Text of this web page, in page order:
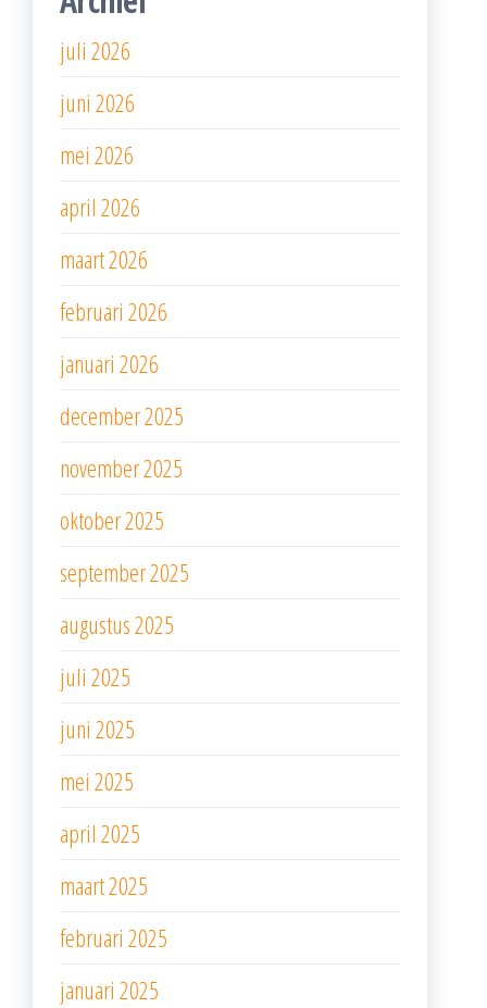
juli 2026
juni 2026
mei 2026
april 2026
maart 2026
februari 2026
januari 2026
december 2025
november 2025
oktober 2025
september 2025
augustus 2025
juli 2025
juni 2025
mei 2025
april 2025
maart 2025
februari 2025
januari 2025